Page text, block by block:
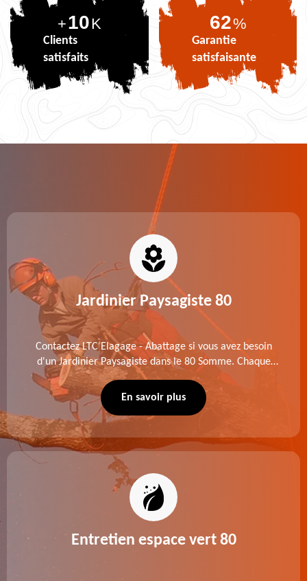
+10K
Clients
satisfaits
75%
Garantie
satisfaisante
Jardinier Paysagiste 80
Contactez LTC Elagage - Abattage si vous avez besoin
d'un Jardinier Paysagiste dans le 80 Somme. Chaque
intervention est exécutée selon les normes en vigueur.
Découvrez un extérieur exceptionnel grâce à notre
En savoir plus
Entretien espace vert 80